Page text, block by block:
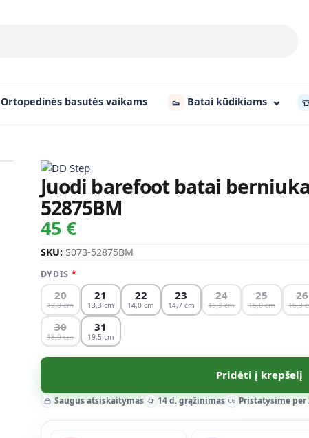
Ortopedinės basutės vaikams 👟 Batai kūdikiams
Juodi barefoot batai
52875BM
45 €
SKU: S073-52875BM
DYDIS
20
12,8
21
13,3
22
14,0
23
14,7
24
15,3
25
16,0
26
16,3
30
18,9
31
19,5
Pridėti į krepšelį
Saugus atsiskaitymas 14 d. grąžinimas Pristatysime per